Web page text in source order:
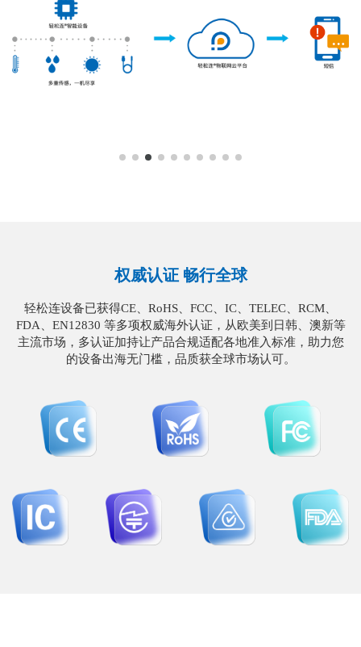
权威认证 畅行全球
轻松连设备已获得CE、RoHS、FCC、IC、TELEC、RCM、
FDA、EN12830 等多项权威海外认证，从欧美到日韩、澳新等
主流市场，多认证加持让产品合规适配各地准入标准，助力您
的设备出海无门槛，品质获全球市场认可。